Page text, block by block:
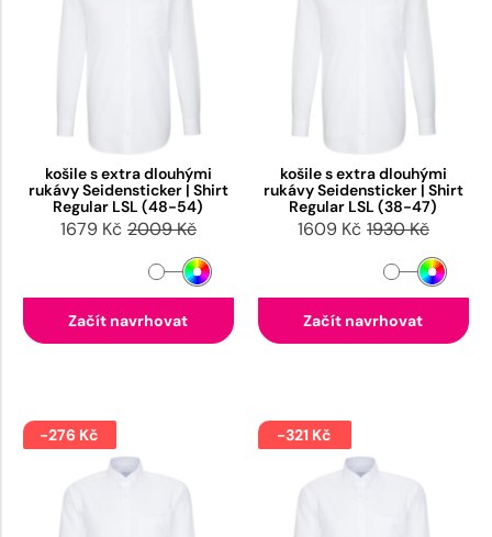
košile s extra dlouhými
rukávy Seidensticker | Shirt
Regular LSL (48-54)
1679 Kč 2009 Kč
Začít navrhovat
košile s extra dlouhými
rukávy Seidensticker | Shirt
Regular LSL (38-47)
1609 Kč 1930 Kč
Začít navrhovat
-276 Kč -321 Kč